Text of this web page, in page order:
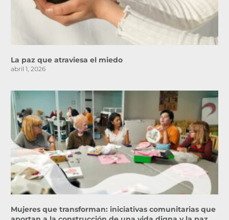
La paz que atraviesa el miedo
abril 1, 2026
Mujeres que transforman: iniciativas comunitarias que